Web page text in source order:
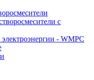
с
- WMPC